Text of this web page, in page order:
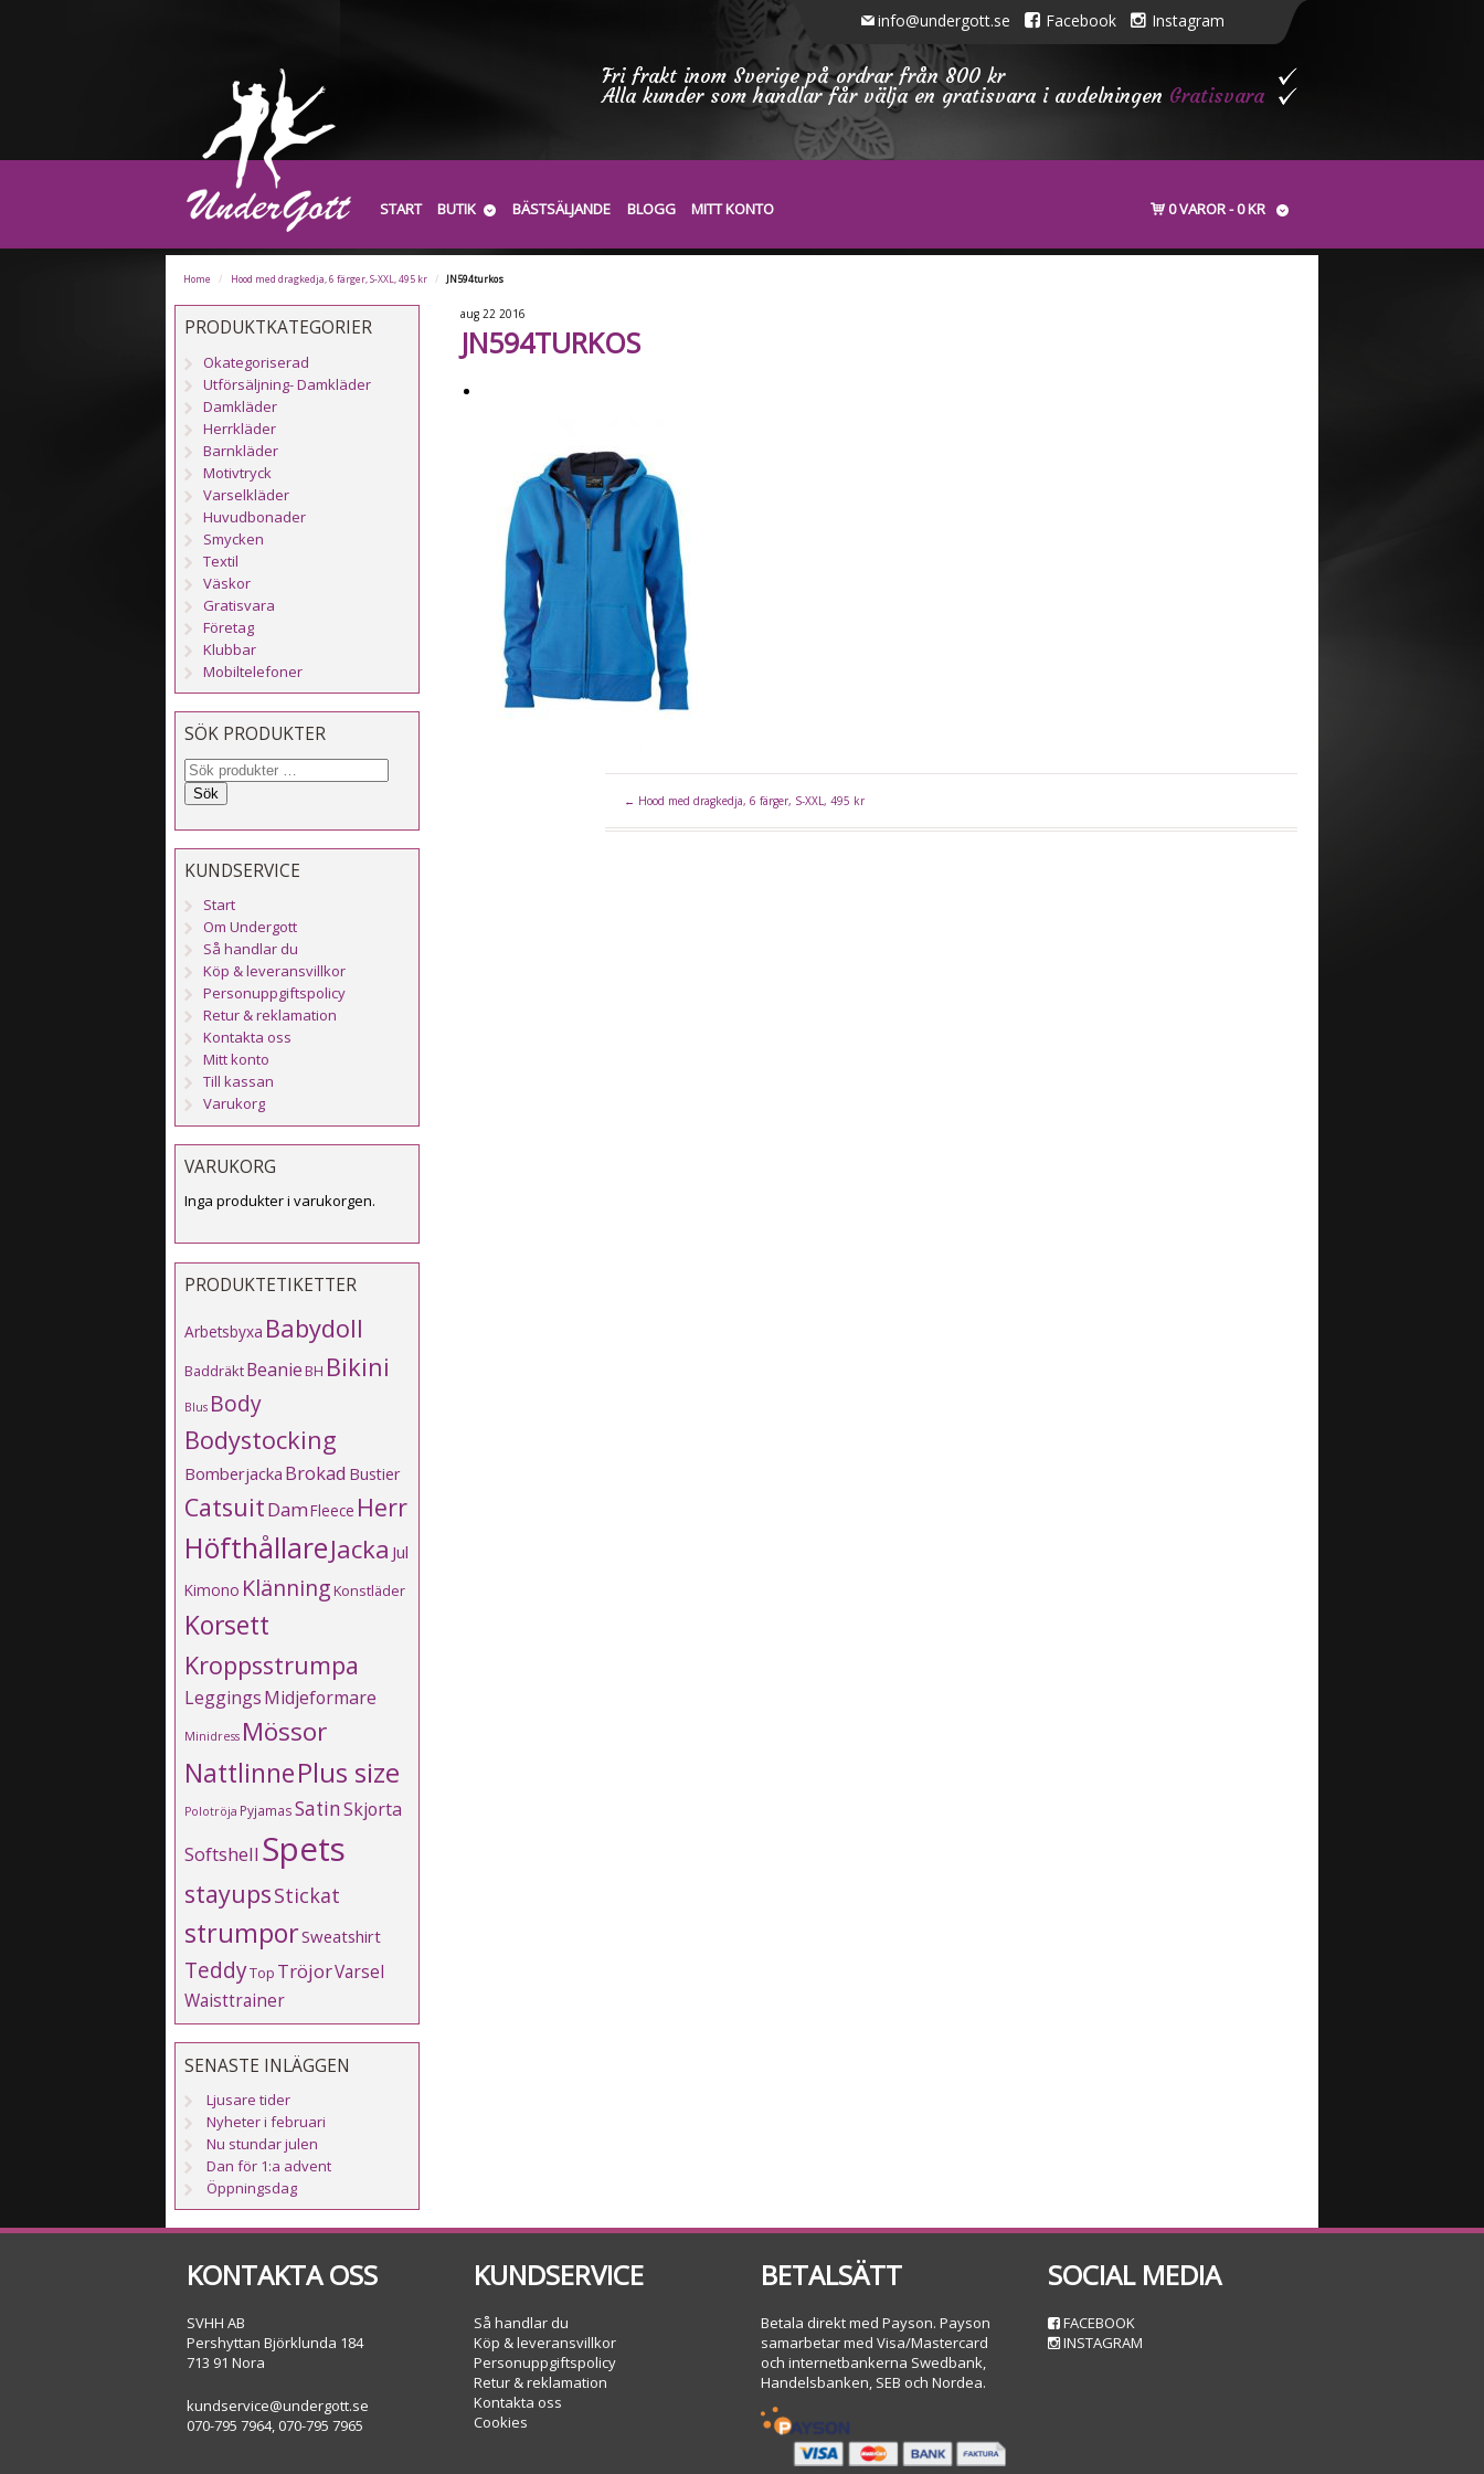
info@undergott.se Facebook Instagram
Fri frakt inom Sverige på ordrar från 800 kr
Alla kunder som handlar får välja en gratisvara i avdelningen Gratisvara
START BUTIK BÄSTSÄLJANDE BLOGG MITT KONTO 0 VAROR 0 KR
Home / Hood med dragkedja, 6 färger, S-XXL, 495 kr / JN594turkos
aug 22 2016
JN594TURKOS
← Hood med dragkedja, 6 färger, S-XXL, 495 kr
PRODUKTKATEGORIER
Okategoriserad
Utförsäljning- Damkläder
Damkläder
Herrkläder
Barnkläder
Motivtryck
Varselkläder
Huvudbonader
Smycken
Textil
Väskor
Gratisvara
Företag
Klubbar
Mobiltelefoner
SÖK PRODUKTER
Sök
KUNDSERVICE
Start
Om Undergott
Så handlar du
Köp & leveransvillkor
Personuppgiftspolicy
Retur & reklamation
Kontakta oss
Mitt konto
Till kassan
Varukorg
VARUKORG
Inga produkter i varukorgen.
PRODUKTETIKETTER
Arbetsbyxa Babydoll
BaddräktBeanieBH Bikini
Blus Body
Bodystocking
Bomberjacka Brokad Bustier
CatsuitDamFleece Herr
HöfthållareJacka Jul
Kimono KlänningKonstläder
Korsett
Kroppsstrumpa
LeggingsMidjeformare
Minidress Mössor
NattlinnePlus size
Polotröja PyjamasSatinSkjorta
Softshell Spets
stayupsStickat
strumporSweatshirt
TeddyTop TröjorVarsel
Waisttrainer
SENASTE INLÄGGEN
Ljusare tider
Nyheter i februari
Nu stundar julen
Dan för 1:a advent
Öppningsdag
KONTAKTA OSS
SVHH AB
Pershyttan Björklunda 184
713 91 Nora
kundservice@undergott.se
070-795 7964, 070-795 7965
KUNDSERVICE
Så handlar du
Köp & leveransvillkor
Personuppgiftspolicy
Retur & reklamation
Kontakta oss
Cookies
BETALSÄTT
Betala direkt med Payson. Payson
samarbetar med Visa/Mastercard
och internetbankerna Swedbank,
Handelsbanken, SEB och Nordea.
SOCIAL MEDIA
FACEBOOK
INSTAGRAM